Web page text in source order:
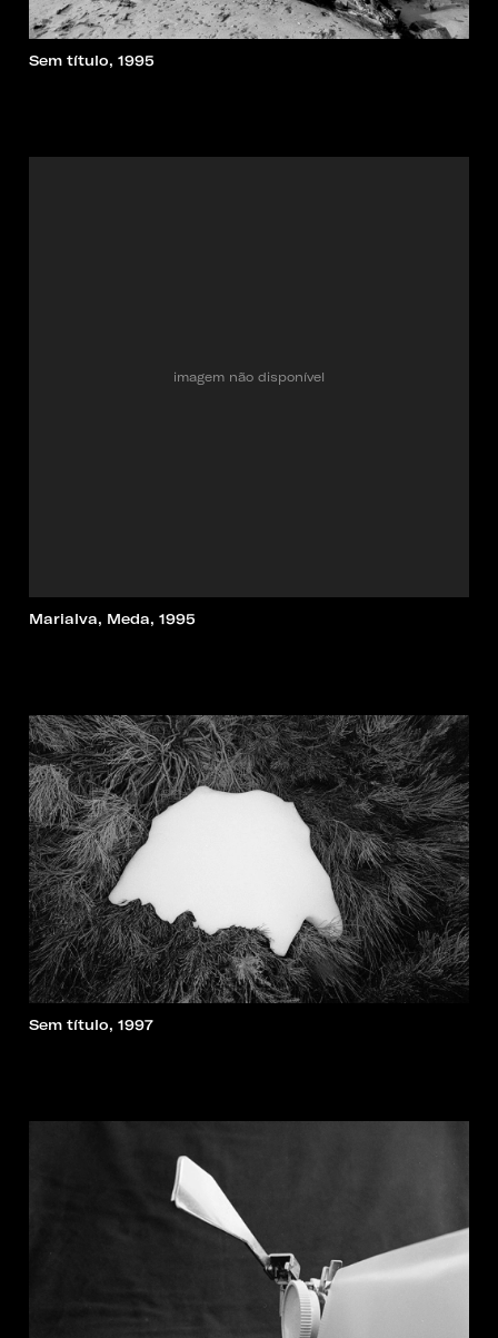
Sem título, 1995
imagem não disponível
Marialva, Meda, 1995
Sem título, 1997